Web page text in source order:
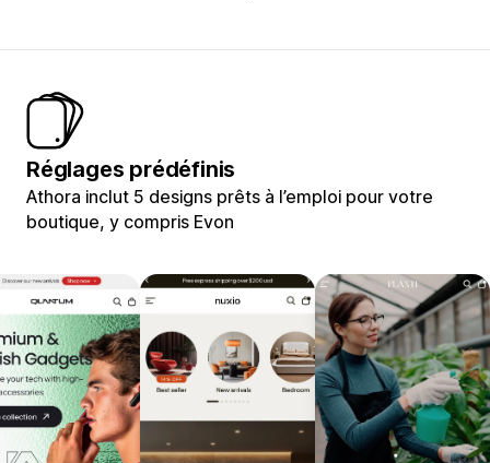
Réglages prédéfinis
Athora inclut 5 designs prêts à l’emploi pour votre
boutique, y compris Evon